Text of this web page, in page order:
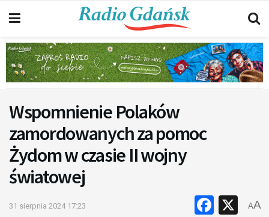
Wspomnienie Polaków
zamordowanych za pomoc
Żydom w czasie II wojny
światowej
31 sierpnia 2024 17:23 X
AA